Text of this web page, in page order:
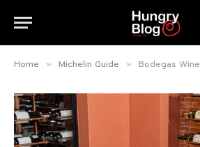
Home » Michelin Guide » Bodegas Wine